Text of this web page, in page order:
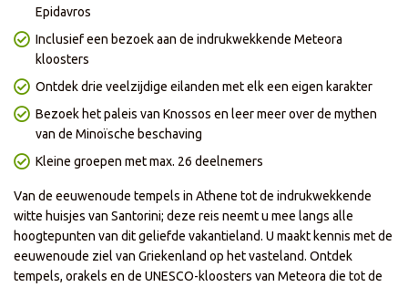
Epidavros
Inclusief een bezoek aan de indrukwekkende Meteora
kloosters
Ontdek drie veelzijdige eilanden met elk een eigen karakter
Bezoek het paleis van Knossos en leer meer over de mythen
van de Minoïsche beschaving
Kleine groepen met max. 26 deelnemers
Van de eeuwenoude tempels in Athene tot de indrukwekkende
witte huisjes van Santorini; deze reis neemt u mee langs alle
hoogtepunten van dit geliefde vakantieland. U maakt kennis met de
eeuwenoude ziel van Griekenland op het vasteland. Ontdek
tempels, orakels en de UNESCO-kloosters van Meteora die tot de